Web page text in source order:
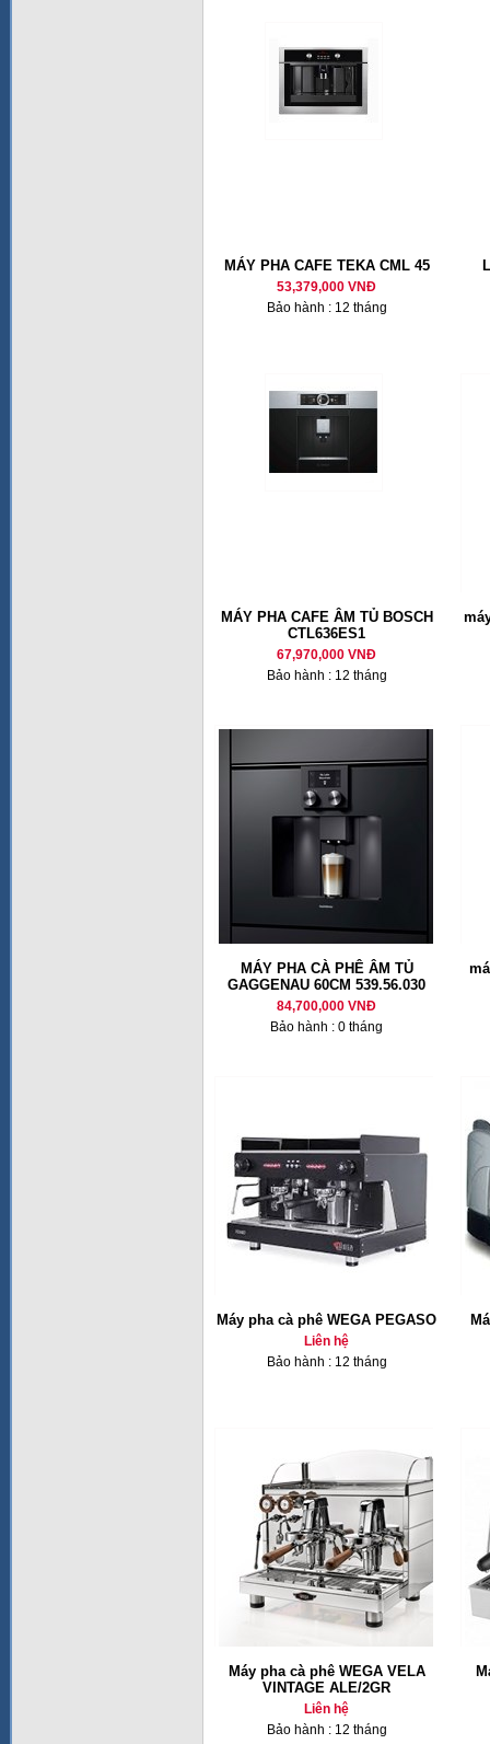
MÁY PHA CAFE TEKA CML 45
53,379,000 VNĐ
Bảo hành : 12 tháng
MÁY PHA CAFE ÂM TỦ BOSCH
CTL636ES1
67,970,000 VNĐ
Bảo hành : 12 tháng
MÁY PHA CÀ PHÊ ÂM TỦ
GAGGENAU 60CM 539.56.030
84,700,000 VNĐ
Bảo hành : 0 tháng
Máy pha cà phê WEGA PEGASO
Liên hệ
Bảo hành : 12 tháng
Máy pha cà phê WEGA VELA
VINTAGE ALE/2GR
Liên hệ
Bảo hành : 12 tháng